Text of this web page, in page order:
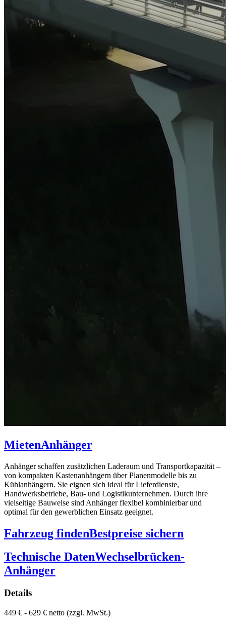
MietenAnhänger
Anhänger schaffen zusätzlichen Laderaum und Transportkapazität –
von kompakten Kastenanhängern über Planenmodelle bis zu
Kühlanhängern. Sie eignen sich ideal für Lieferdienste,
Handwerksbetriebe, Bau- und Logistikunternehmen. Durch ihre
vielseitige Bauweise sind Anhänger flexibel kombinierbar und
optimal für den gewerblichen Einsatz geeignet.
Fahrzeug findenBestpreise sichern
Technische DatenWechselbrücken-
Anhänger
Details
449 € - 629 € netto (zzgl. MwSt.)